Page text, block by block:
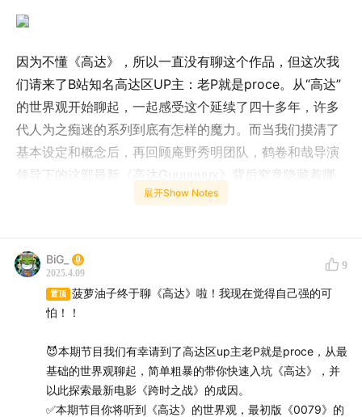
因为不懂《高达》，所以一直没有聊这个作品，但这次我
们请来了B站知名高达区UP主：老P就是proce。从“高达”
的世界观开始聊起，一起感受这个延续了四十多年，许多
代人为之痴迷的系列到底有怎样的魔力。而当我们摸清了
基本设定和概念后，再回顾庵野秀明团队，鹤卷和哉导演
领导下的这部最新《高达Guuuuuux》背后究竟隐藏着哪
些历史故事与时代变迁！
【时间轴】
《高达》系列正统宇宙的世界观
机动战士的崛起：米诺夫斯基博士的突破与吉翁的
策略转变
展开Show Notes
BiG_
2025.4.09
9
置顶
菠萝油子终于聊《高达》啦！我现在觉得自己强的可
怕！！
😈本期节目我们有幸请到了高达区up主老P就是proce，从最
基础的世界观聊起，简单粗暴的带你快速入坑《高达》，并
以此探索最新电影《跨时之战》的成因。
✅本期节目你将听到《高达》的世界观，最初版《0079》的